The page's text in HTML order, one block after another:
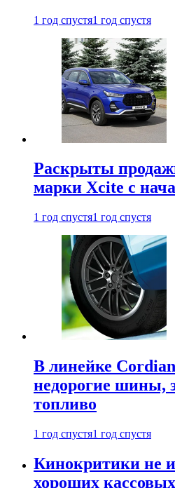
1 год спустя1 год спустя
Раскрыты
марки Xcite с
1 год спустя1 год спустя
В линейке
недорогие шины,
топливо
1 год спустя1 год спустя
Кинокритики не
хороших